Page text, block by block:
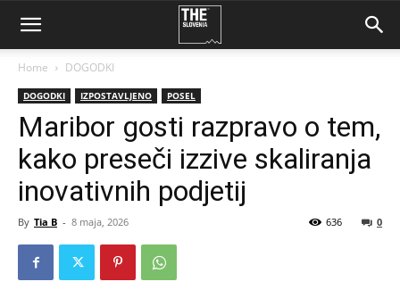
Home DOGODKI
DOGODKI IZPOSTAVLJENO POSEL
Maribor gosti razpravo o tem,
kako preseči izzive skaliranja
inovativnih podjetij
By Tia B - 8 maja, 2026 0
636